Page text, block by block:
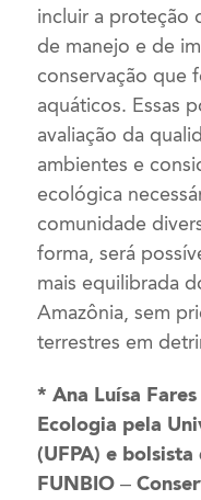
incluir a proteção
de manejo e de
conservação que
aquáticos. Essas
avaliação da
ambientes e
ecológica
comunidade
forma, será
mais equilibrada
Amazônia, sem
terrestres em
* Ana Luísa
Ecologia pela
(UFPA) e
FUNBIO –